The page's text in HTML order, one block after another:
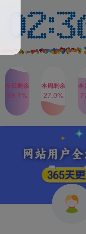
多多视频
高收益技
2000+，
2年前
数，操作
2年前
发行人计
法，一天
2年前
TOP4
2024年
电商，新
长期稳定
2年前
公众号S粉
作、多重
2年前
今日剩余
89.1%
本周剩余
27.0%
本